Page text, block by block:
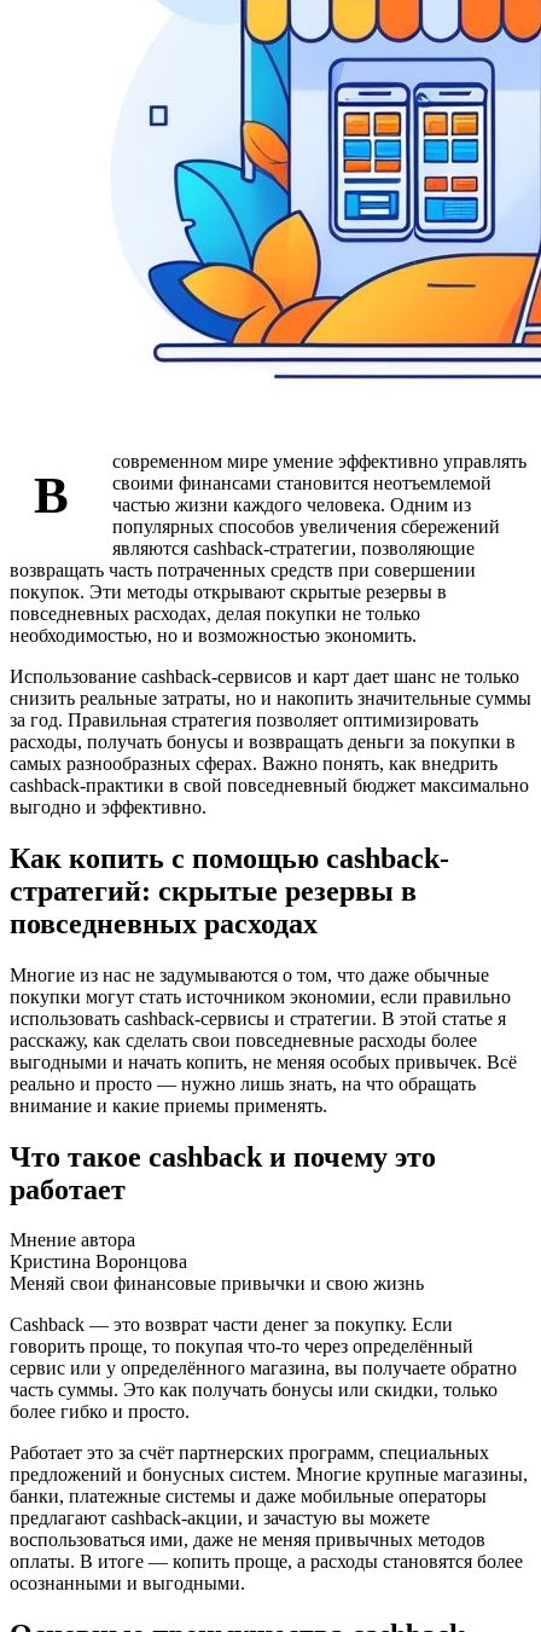
В
современном мире умение эффективно управлять
своими финансами становится неотъемлемой
частью жизни каждого человека. Одним из
популярных способов увеличения сбережений
являются cashback-стратегии, позволяющие
возвращать часть потраченных средств при совершении
покупок. Эти методы открывают скрытые резервы в
повседневных расходах, делая покупки не только
необходимостью, но и возможностью экономить.
Использование cashback-сервисов и карт дает шанс не только
снизить реальные затраты, но и накопить значительные суммы
за год. Правильная стратегия позволяет оптимизировать
расходы, получать бонусы и возвращать деньги за покупки в
самых разнообразных сферах. Важно понять, как внедрить
cashback-практики в свой повседневный бюджет максимально
выгодно и эффективно.
Как копить с помощью cashback-
стратегий: скрытые резервы в
повседневных расходах
Многие из нас не задумываются о том, что даже обычные
покупки могут стать источником экономии, если правильно
использовать cashback-сервисы и стратегии. В этой статье я
расскажу, как сделать свои повседневные расходы более
выгодными и начать копить, не меняя особых привычек. Всё
реально и просто — нужно лишь знать, на что обращать
внимание и какие приемы применять.
Что такое cashback и почему это
работает
Мнение автора
Кристина Воронцова
Меняй свои финансовые привычки и свою жизнь
Cashback — это возврат части денег за покупку. Если
говорить проще, то покупая что-то через определённый
сервис или у определённого магазина, вы получаете обратно
часть суммы. Это как получать бонусы или скидки, только
более гибко и просто.
Работает это за счёт партнерских программ, специальных
предложений и бонусных систем. Многие крупные магазины,
банки, платежные системы и даже мобильные операторы
предлагают cashback-акции, и зачастую вы можете
воспользоваться ими, даже не меняя привычных методов
оплаты. В итоге — копить проще, а расходы становятся более
осознанными и выгодными.